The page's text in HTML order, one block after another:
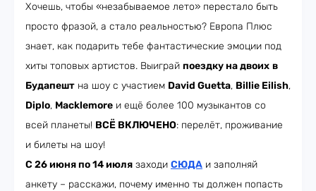
Хочешь, чтобы «незабываемое лето» перестало быть
просто фразой, а стало реальностью? Европа Плюс
знает, как подарить тебе фантастические эмоции под
хиты топовых артистов. Выиграй поездку на двоих в
Будапешт на шоу с участием David Guetta, Billie Eilish,
Diplo, Macklemore и ещё более 100 музыкантов со
всей планеты! ВСЁ ВКЛЮЧЕНО: перелёт, проживание
и билеты на шоу!
C 26 июня по 14 июля заходи СЮДА и заполняй
анкету – расскажи, почему именно ты должен попасть